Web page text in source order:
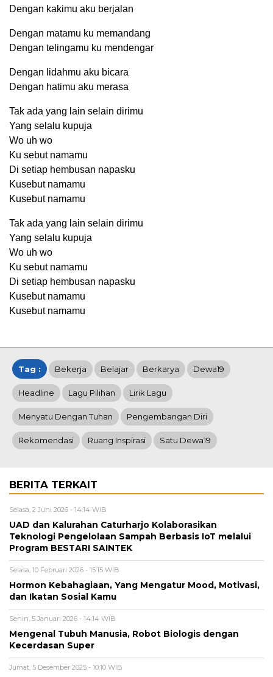
Dengan kakimu aku berjalan
Dengan matamu ku memandang
Dengan telingamu ku mendengar
Dengan lidahmu aku bicara
Dengan hatimu aku merasa
Tak ada yang lain selain dirimu
Yang selalu kupuja
Wo uh wo
Ku sebut namamu
Di setiap hembusan napasku
Kusebut namamu
Kusebut namamu
Tak ada yang lain selain dirimu
Yang selalu kupuja
Wo uh wo
Ku sebut namamu
Di setiap hembusan napasku
Kusebut namamu
Kusebut namamu
Tag : Bekerja Belajar Berkarya Dewa19
Headline Lagu Pilihan Lirik Lagu
Menyatu Dengan Tuhan Pengembangan Diri
Rekomendasi Ruang Inspirasi Satu Dewa19
BERITA TERKAIT
Selasa, 2 Juni 2026 - 14:14 WIB
UAD dan Kalurahan Caturharjo Kolaborasikan
Teknologi Pengelolaan Sampah Berbasis IoT melalui
Program BESTARI SAINTEK
Selasa, 10 Februari 2026 - 15:15 WIB
Hormon Kebahagiaan, Yang Mengatur Mood, Motivasi,
dan Ikatan Sosial Kamu
Senin, 5 Januari 2026 - 14:14 WIB
Mengenal Tubuh Manusia, Robot Biologis dengan
Kecerdasan Super
Jumat, 5 Desember 2025 - 10:10 WIB